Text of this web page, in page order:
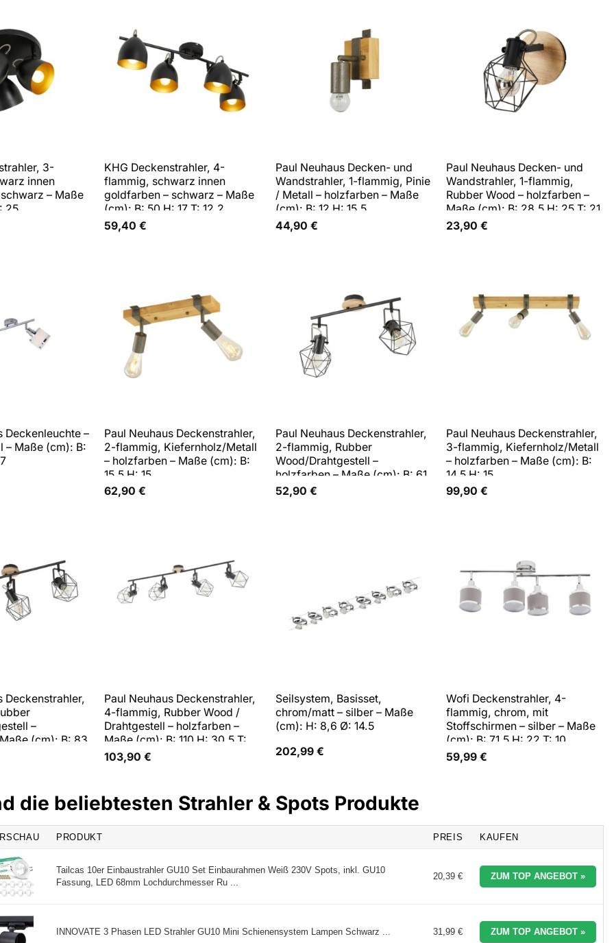
3-
innen
– Maße
25
KHG Deckenstrahler, 4-
flammig, schwarz innen
goldfarben – schwarz – Maße
(cm): B: 50 H: 17 T: 12,2
59,40€
Paul Neuhaus Decken- und
Wandstrahler, 1-flammig, Pinie
/ Metall – holzfarben – Maße
(cm): B: 12 H: 15,5
44,90 €
Paul Neuhaus Decken- und
Wandstrahler, 1-flammig,
Rubber Wood – holzfarben –
Maße (cm): B: 28,5 H: 25 T: 21
23,90€
Deckenleuchte –
– Maße (cm): B:
Paul Neuhaus Deckenstrahler,
2-flammig, Kiefernholz/Metall
– holzfarben – Maße (cm): B:
15,5 H: 15
62,90€
Paul Neuhaus Deckenstrahler,
2-flammig, Rubber
Wood/Drahtgestell –
holzfarben – Maße (cm): B: 61
H: 31 T: 28
52,90 €
Paul Neuhaus Deckenstrahler,
3-flammig, Kiefernholz/Metall
– holzfarben – Maße (cm): B:
14,5 H: 15
99,90€
Deckenstrahler,
–
(cm): B: 83
Paul Neuhaus Deckenstrahler,
4-flammig, Rubber Wood /
Drahtgestell – holzfarben –
Maße (cm): B: 110 H: 30,5 T:
109
103,90€
Seilsystem, Basisset,
chrom/matt – silber – Maße
(cm): H: 8,6 Ø: 14.5
202,99 €
Wofi Deckenstrahler, 4-
flammig, chrom, mit
Stoffschirmen – silber – Maße
(cm): B: 71,5 H: 22 T: 10
59,99€
die beliebtesten Strahler & Spots Produkte
PRODUKT PREIS KAUFEN
Tailcas 10er Einbaustrahler GU10 Set Einbaurahmen Weiß 230V Spots, inkl. GU10
Fassung, LED 68mm Lochdurchmesser Ru ...
20,39 € ZUM TOP ANGEBOT »
INNOVATE 3 Phasen LED Strahler GU10 Mini Schienensystem Lampen Schwarz ... 31,99 € ZUM TOP ANGEBOT »